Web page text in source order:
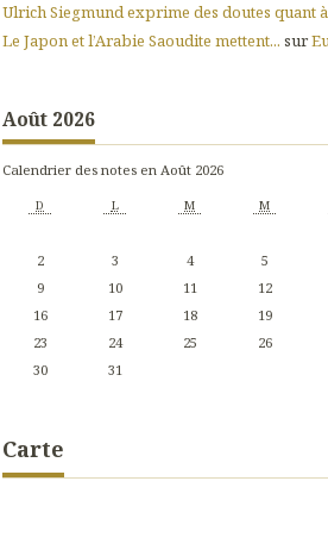
Ulrich Siegmund exprime des doutes quant
Le Japon et l’Arabie Saoudite mettent... sur
Août 2026
Calendrier des notes en Août 2026
D L M M
2
3 4 5
9
10 11 12
16
17 18 19
23
24 25 26
30
31
Carte